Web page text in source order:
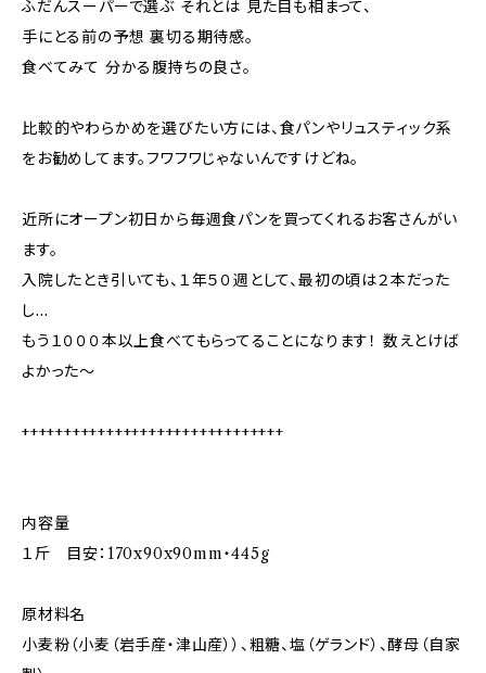
ふだんスーパーで選ぶ それとは 見た目も相まって、
手にとる前の予想 裏切る期待感。
食べてみて 分かる腹持ちの良さ。
比較的やわらかめを選びたい方には、食パンやリュスティック系
をお勧めしてます。フワフワじゃないんですけどね。
近所にオープン初日から毎週食パンを買ってくれるお客さんがい
ます。
入院したとき引いても、１年５０週として、最初の頃は２本だった
し…
もう１０００本以上食べてもらってることになります！ 数えとけば
よかった〜
+++++++++++++++++++++++++++++++
内容量
１斤 目安：170x90x90mm・445g
原材料名
小麦粉（小麦（岩手産・津山産））、粗糖、塩（ゲランド）、酵母（自家